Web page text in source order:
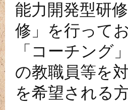
能力開発型研
修」を行って
「コーチング
の教職員等を
を希望される